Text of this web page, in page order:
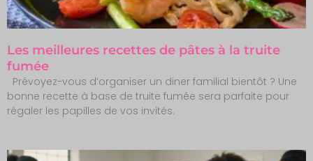
Les meilleures recettes de pâtes à la truite
fumée
Prévoyez-vous d’organiser un diner familial bientôt ? Une
bonne recette à base de truite fumée sera parfaite pour
régaler les papilles de vos invités.